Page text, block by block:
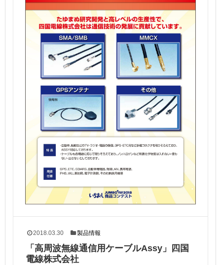
2018.03.30 製品情報
「高周波無線通信用ケーブルAssy」四国
電線株式会社